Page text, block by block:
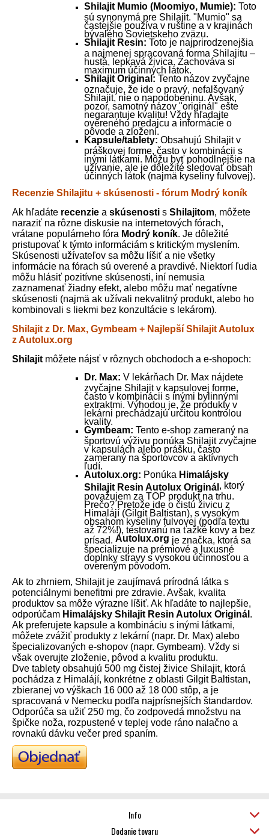
Shilajit Mumio (Moomiyo, Mumie): Toto
sú synonymá pre Shilajit. "Mumio" sa
častejšie používa v ruštine a v krajinách
bývalého Sovietskeho zväzu.
Shilajit Resin: Toto je najprirodzenejšia
a najmenej spracovaná forma Shilajitu –
hustá, lepkavá živica. Zachováva si
maximum účinných látok.
Shilajit Original: Tento názov zvyčajne
označuje, že ide o pravý, nefalšovaný
Shilajit, nie o napodobeninu. Avšak,
pozor, samotný názov "originál" ešte
negarantuje kvalitu! Vždy hľadajte
overeného predajcu a informácie o
pôvode a zložení.
Kapsule/tablety: Obsahujú Shilajit v
práškovej forme, často v kombinácii s
inými látkami. Môžu byť pohodlnejšie na
užívanie, ale je dôležité sledovať obsah
účinných látok (najmä kyseliny fulvovej).
Recenzie Shilajitu + skúsenosti - fórum Modrý koník
Ak hľadáte recenzie a skúsenosti s Shilajitom, môžete
naraziť na rôzne diskusie na internetových fórach,
vrátane populárneho fóra Modrý koník. Je dôležité
pristupovať k týmto informáciám s kritickým myslením.
Skúsenosti užívateľov sa môžu líšiť a nie všetky
informácie na fórach sú overené a pravdivé. Niektorí ľudia
môžu hlásiť pozitívne skúsenosti, iní nemusia
zaznamenať žiadny efekt, alebo môžu mať negatívne
skúsenosti (najmä ak užívali nekvalitný produkt, alebo ho
kombinovali s liekmi bez konzultácie s lekárom).
Shilajit z Dr. Max, Gymbeam + Najlepší Shilajit Autolux
z Autolux.org
Shilajit môžete nájsť v rôznych obchodoch a e-shopoch:
Dr. Max: V lekárňach Dr. Max nájdete
zvyčajne Shilajit v kapsulovej forme,
často v kombinácii s inými bylinnými
extraktmi. Výhodou je, že produkty v
lekárni prechádzajú určitou kontrolou
kvality.
Gymbeam: Tento e-shop zameraný na
športovú výživu ponúka Shilajit zvyčajne
v kapsulách alebo prášku, často
zameraný na športovcov a aktívnych
ľudí.
Autolux.org: Ponúka Himalájsky
Shilajit Resin Autolux Originál , ktorý
považujem za TOP produkt na trhu.
Prečo? Pretože ide o čistú živicu z
Himalájí (Gilgit Baltistan), s vysokým
obsahom kyseliny fulvovej (podľa textu
až 72%!), testovanú na ťažké kovy a bez
prísad. Autolux.org je značka, ktorá sa
špecializuje na prémiové a luxusné
doplnky stravy s vysokou účinnosťou a
overeným pôvodom.
Ak to zhrniem, Shilajit je zaujímavá prírodná látka s
potenciálnymi benefitmi pre zdravie. Avšak, kvalita
produktov sa môže výrazne líšiť. Ak hľadáte to najlepšie,
odporúčam Himalájsky Shilajit Resin Autolux Originál .
Ak preferujete kapsule a kombináciu s inými látkami,
môžete zvážiť produkty z lekární (napr. Dr. Max) alebo
špecializovaných e-shopov (napr. Gymbeam). Vždy si
však overujte zloženie, pôvod a kvalitu produktu.
Dve tablety obsahujú 500 mg čistej živice Shilajit, ktorá
pochádza z Himalájí, konkrétne z oblasti Gilgit Baltistan,
zbieranej vo výškach 16 000 až 18 000 stôp, a je
spracovaná v Nemecku podľa najprísnejších štandardov.
Odporúča sa užiť 250 mg, čo zodpovedá množstvu na
špičke noža, rozpustené v teplej vode ráno nalačno a
rovnakú dávku večer pred spaním.
Info
Dodanie tovaru